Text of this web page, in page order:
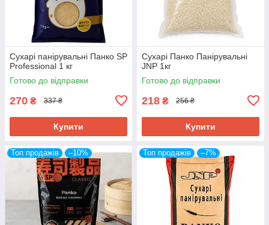
Сухарі панірувальні Панко SP
Professional 1 кг
Готово до відправки
270 ₴ 337 ₴
Купити
Сухарі Панко Панірувальні
JNP 1кг
Готово до відправки
218 ₴ 256 ₴
Купити
Топ продажів –10% Топ продажів –7%